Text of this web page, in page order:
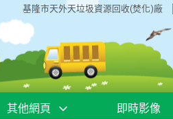
基隆市天外天垃圾資源回收(焚化)廠
其他網頁 即時影像